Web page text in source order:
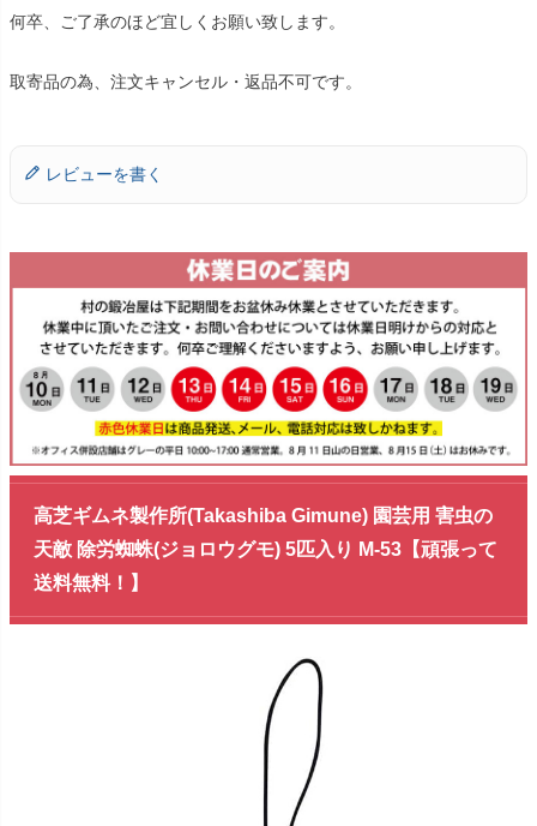
何卒、ご了承のほど宜しくお願い致します。
取寄品の為、注文キャンセル・返品不可です。
レビューを書く
高芝ギムネ製作所(Takashiba Gimune) 園芸用 害虫の
天敵 除労蜘蛛(ジョロウグモ) 5匹入り M-53【頑張って
送料無料！】